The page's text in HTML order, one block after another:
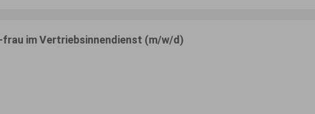
im Vertriebsinnendienst (m/w/d)